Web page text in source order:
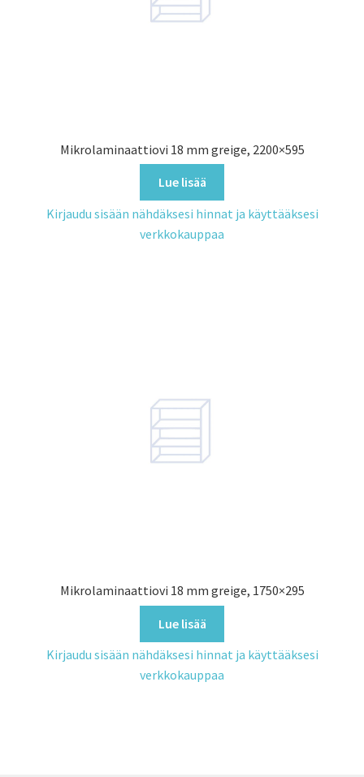
Mikrolaminaattiovi 18 mm greige, 2200×595
Lue lisää
Kirjaudu sisään nähdäksesi hinnat ja käyttääksesi
verkkokauppaa
Mikrolaminaattiovi 18 mm greige, 1750×295
Lue lisää
Kirjaudu sisään nähdäksesi hinnat ja käyttääksesi
verkkokauppaa